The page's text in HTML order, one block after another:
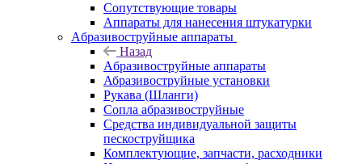
Сопутствующие товары
Аппараты для нанесения штукатурки
Aбразивоструйные аппараты
Назад
Aбразивоструйные аппараты
Абразивоструйные установки
Рукава (Шланги)
Сопла абразивоструйные
Средства индивидуальной защиты
пескоструйщика
Комплектующие, запчасти, расходники